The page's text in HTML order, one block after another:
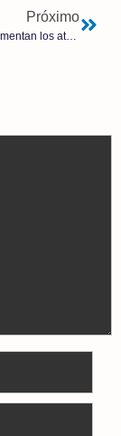
Próximo
Informe OLR: Aumentan los ataque a los creyentes y a los lugares de culto en España